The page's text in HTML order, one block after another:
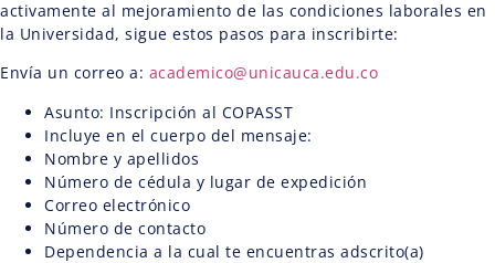
activamente al mejoramiento de las condiciones laborales en
la Universidad, sigue estos pasos para inscribirte:
Envía un correo a: academico@unicauca.edu.co
Asunto: Inscripción al COPASST
Incluye en el cuerpo del mensaje:
Nombre y apellidos
Número de cédula y lugar de expedición
Correo electrónico
Número de contacto
Dependencia a la cual te encuentras adscrito(a)